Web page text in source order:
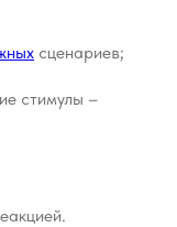
сценариев;
стимулы –